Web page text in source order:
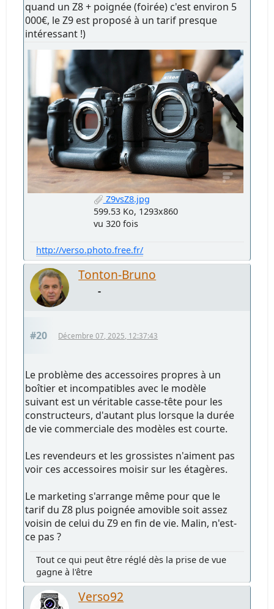
quand un Z8 + poignée (foirée) c'est environ 5
000€, le Z9 est proposé à un tarif presque
intéressant !)
Z9vsZ8.jpg
599.53 Ko, 1293x860
vu 320 fois
http://verso.photo.free.fr/
Tonton-Bruno
-
#20 Décembre 07, 2025, 12:37:43
Le problème des accessoires propres à un
boîtier et incompatibles avec le modèle
suivant est un véritable casse-tête pour les
constructeurs, d'autant plus lorsque la durée
de vie commerciale des modèles est courte.
Les revendeurs et les grossistes n'aiment pas
voir ces accessoires moisir sur les étagères.
Le marketing s'arrange même pour que le
tarif du Z8 plus poignée amovible soit assez
voisin de celui du Z9 en fin de vie. Malin, n'est-
ce pas ?
Tout ce qui peut être réglé dès la prise de vue
gagne à l'être
Verso92